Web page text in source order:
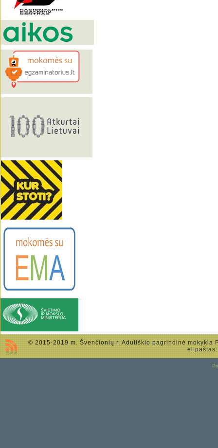
© 2015-2019 m. Švenčionių r. Adutiškio pagrindinė mokykla